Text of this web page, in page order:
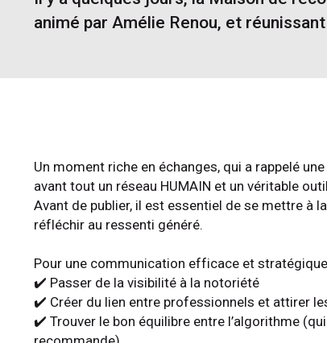
animé par Amélie Renou, et
Un moment riche en échanges, qui a rappelé
avant tout un réseau HUMAIN et un véritable
Avant de publier, il est essentiel de se mettre à
réfléchir au ressenti généré.
Pour une communication efficace et
✔️ Passer de la visibilité à la notoriété
✔️ Créer du lien entre professionnels et attirer
✔️ Trouver le bon équilibre entre l’algorithme